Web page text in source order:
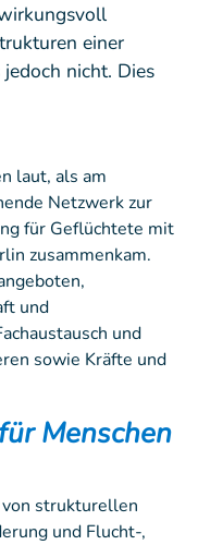
einer
nicht. Dies
laut, als am
Netzwerk zur
für Geflüchtete mit
zusammenkam.
und
und
sowie Kräfte und
Menschen
strukturellen
und Flucht-,